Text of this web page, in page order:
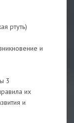
ртуть)
и
3
их
и